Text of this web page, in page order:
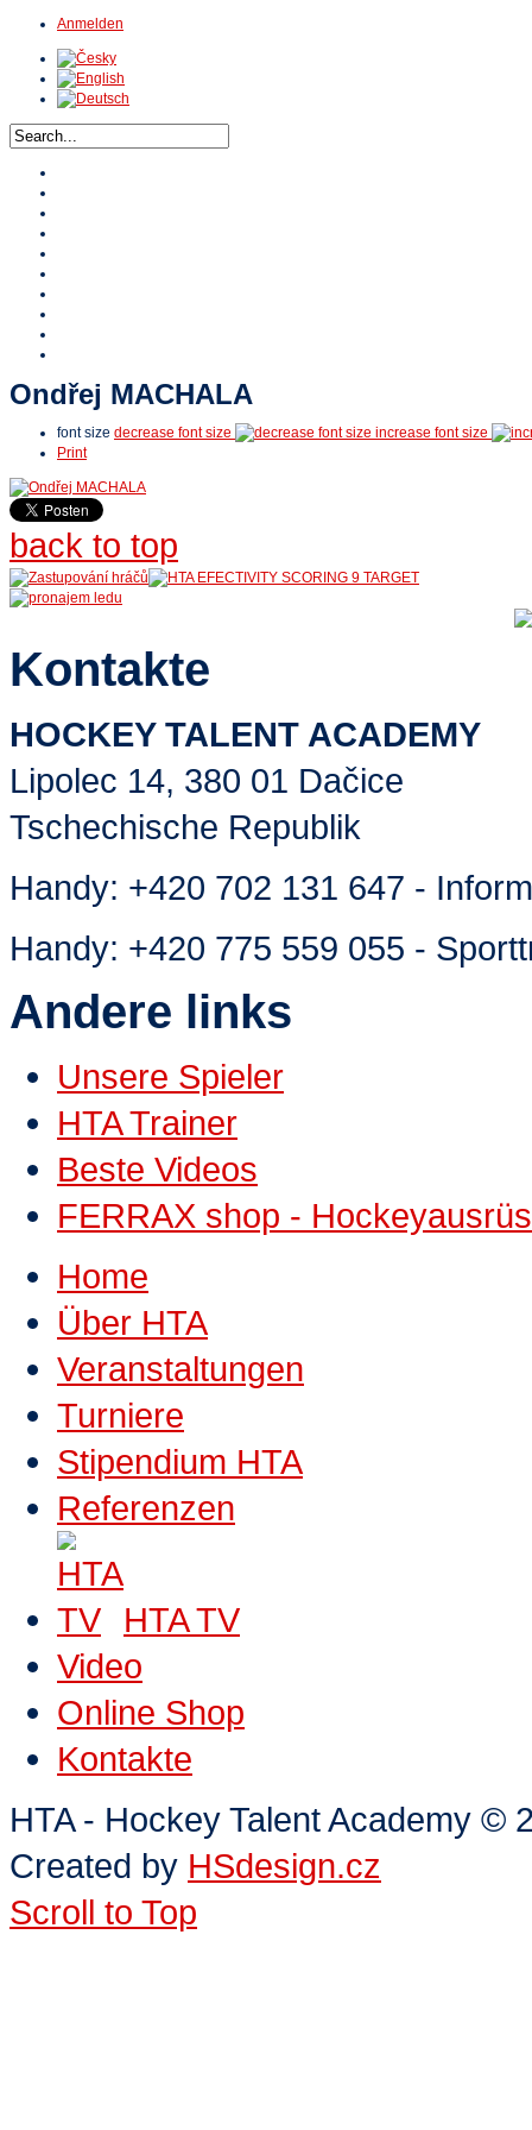
Anmelden
Ondřej MACHALA
font size decrease font size
increase font size
Print
back to top
Kontakte
HOCKEY TALENT ACADEMY
Lipolec 14, 380 01 Dačice
Tschechische Republik
Handy: +420 702 131 647 -
Handy: +420 775 559 055 -
Andere links
Unsere Spieler
HTA Trainer
Beste Videos
FERRAX shop -
Home
Über HTA
Veranstaltungen
Turniere
Stipendium HTA
Referenzen
HTA TV
Video
Online Shop
Kontakte
HTA - Hockey Talent Academy ©
Created by HSdesign.cz
Scroll to Top